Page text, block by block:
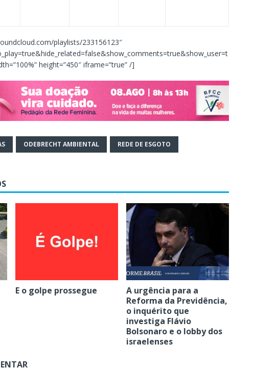
playlists/233156123″
height=”450″ iframe=”true” /]
ODEBRECHT AMBIENTAL REDE DE ESGOTO
E o golpe prossegue
A urgência para a
Reforma da Previdência,
o inquérito que
investiga Flávio
Bolsonaro e o lobby dos
israelenses